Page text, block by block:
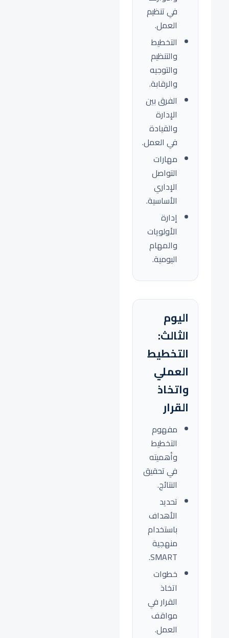
في تنظيم
العمل.
التخطيط
والتنظيم
والتوجيه
والرقابة.
الفرق بين
الإدارة
والقيادة
في العمل.
مهارات
التواصل
الإداري
الأساسية.
إدارة
الأولويات
والمهام
اليومية.
اليوم
الثالث:
التخطيط
العملي
واتخاذ
القرار
مفهوم
التخطيط
وأهميته
في تحقيق
النتائج.
تحديد
الأهداف
باستخدام
منهجية
SMART.
خطوات
اتخاذ
القرار في
مواقف
العمل.